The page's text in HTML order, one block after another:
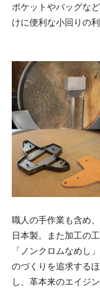
ポケットやバッグな
けに便利な小回りの利
職人の手作業も含め
日本製。また加工の
「ノンクロムなめし
のづくりを追求する
し、革本来のエイジ